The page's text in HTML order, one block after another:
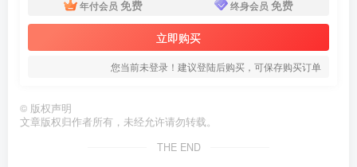
年付会员 免费 终身会员 免费
立即购买
您当前未登录！建议登陆后购买，可保存购买订单
© 版权声明
文章版权归作者所有，未经允许请勿转载。
THE END